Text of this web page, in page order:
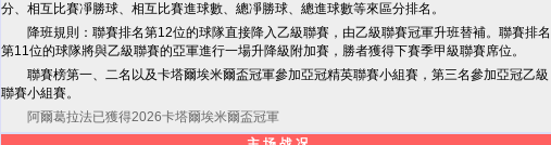
分、相互比賽凈勝球、相互比賽進球數、總凈勝球、總進球數等來區分排名。
降班規則：聯賽排名第12位的球隊直接降入乙級聯賽，由乙級聯賽冠軍升班替補。聯賽排名
第11位的球隊將與乙級聯賽的亞軍進行一場升降級附加賽，勝者獲得下賽季甲級聯賽席位。
聯賽榜第一、二名以及卡塔爾埃米爾盃冠軍參加亞冠精英聯賽小組賽，第三名參加亞冠乙級
聯賽小組賽。
阿爾葛拉法已獲得2026卡塔爾埃米爾盃冠軍